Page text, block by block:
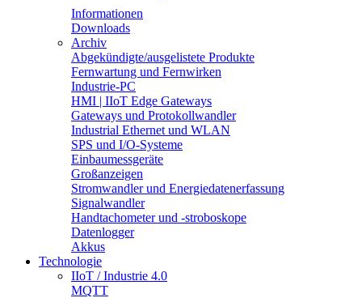
Informationen
Downloads
Archiv
Abgekündigte/ausgelistete Produkte
Fernwartung und Fernwirken
Industrie-PC
HMI | IIoT Edge Gateways
Gateways und Protokollwandler
Industrial Ethernet und WLAN
SPS und I/O-Systeme
Einbaumessgeräte
Großanzeigen
Stromwandler und Energiedatenerfassung
Signalwandler
Handtachometer und -stroboskope
Datenlogger
Akkus
Technologie
IIoT / Industrie 4.0
MQTT